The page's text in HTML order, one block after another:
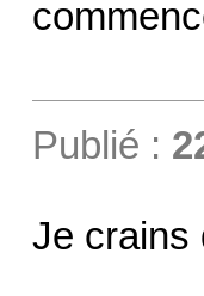
Publié :
Je crains